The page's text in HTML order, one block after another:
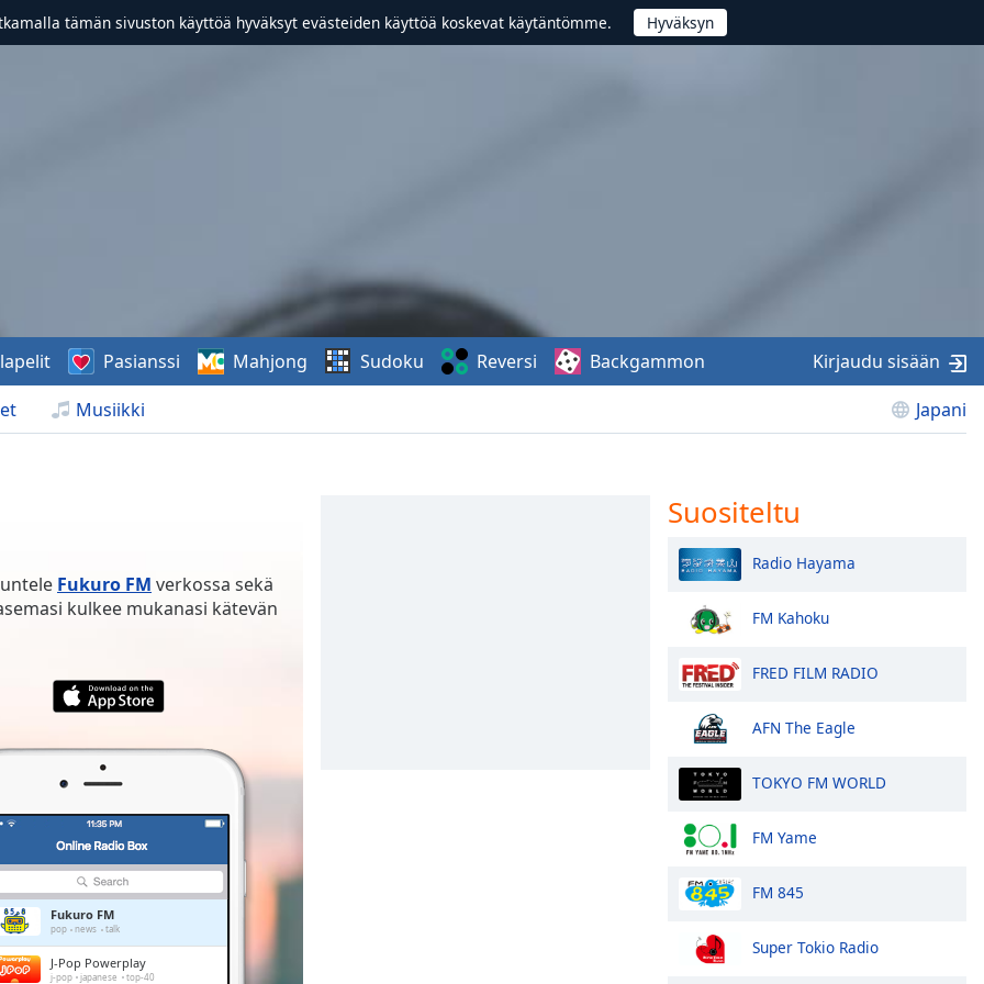
tämän sivuston käyttöä hyväksyt evästeiden käyttöä koskevat käytäntömme.
Musiikki Japani
Pasianssi Mahjong Sudoku Reversi Backgammon Kirjaudu sisään
Fukuro FM verkossa sekä
kulkee mukanasi kätevän
Fukuro FM
pop news talk
J-Pop Powerplay
j-pop japanese top-40
Suositeltu
Radio Hayama
FM Kahoku
FRED FILM RADIO
AFN The Eagle
TOKYO FM WORLD
FM Yame
FM 845
Super Tokio Radio